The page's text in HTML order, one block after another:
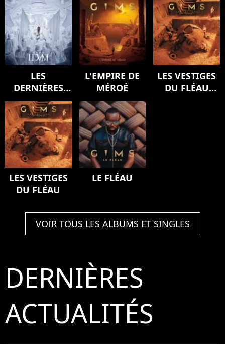
LES
DERNIÈRES
VOLONTÉS DE
MOZART
(SYMPHONY)
L'EMPIRE DE
MÉROÉ
LES VESTIGES
DU FLÉAU
LES VESTIGES
DU FLÉAU
LE FLÉAU
VOIR TOUS LES ALBUMS ET SINGLES
DERNIÈRES
ACTUALITÉS